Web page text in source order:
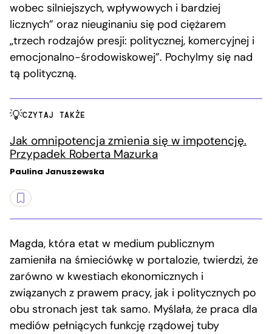
wobec silniejszych, wpływowych i bardziej
licznych” oraz nieuginaniu się pod ciężarem
„trzech rodzajów presji: politycznej, komercyjnej i
emocjonalno-środowiskowej”. Pochylmy się nad
tą polityczną.
CZYTAJ TAKŻE
Jak omnipotencja zmienia się w impotencję.
Przypadek Roberta Mazurka
Paulina Januszewska
Magda, która etat w medium publicznym
zamieniła na śmieciówkę w portalozie, twierdzi, że
zarówno w kwestiach ekonomicznych i
związanych z prawem pracy, jak i politycznych po
obu stronach jest tak samo. Myślała, że praca dla
mediów pełniących funkcję rządowej tuby